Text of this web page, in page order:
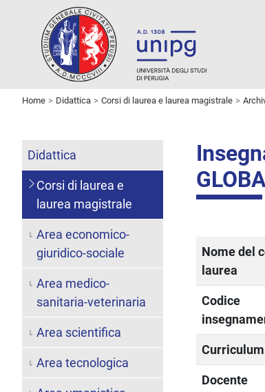
Home Didattica Corsi di laurea e laurea magistrale
Nome del
laurea
Codice
Curriculum
Docente
Didattica
Corsi di laurea e
laurea magistrale
Area economico-
giuridico-sociale
Area medico-
sanitaria-veterinaria
Area scientifica
Area tecnologica